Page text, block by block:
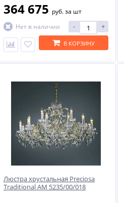
364 675 руб.за шт
Нет в наличии
- +
В КОРЗИНУ
Люстра хрустальная Preciosa
Traditional AM 5235/00/018